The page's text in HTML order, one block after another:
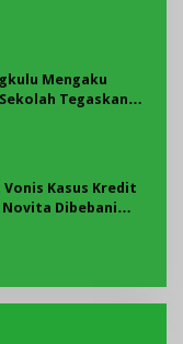
Mengaku
Tegaskan
Kasus Kredit
Novita Dibebani